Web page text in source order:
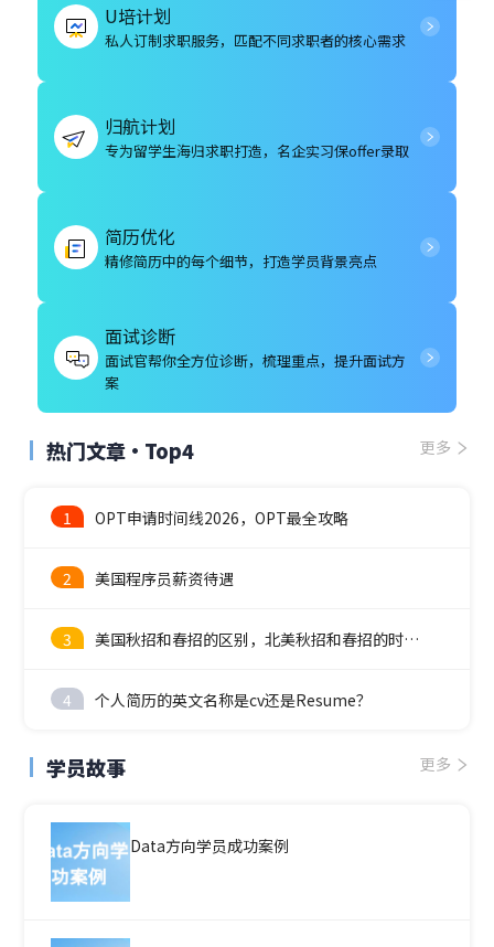
U培计划
私人订制求职服务，匹配不同求职者的核心需求
归航计划
专为留学生海归求职打造，名企实习保offer录取
简历优化
精修简历中的每个细节，打造学员背景亮点
面试诊断
面试官帮你全方位诊断，梳理重点，提升面试方
案
热门文章·Top4 更多
1 OPT申请时间线2026，OPT最全攻略
2 美国程序员薪资待遇
3 美国秋招和春招的区别，北美秋招和春招的时间线
4 个人简历的英文名称是cv还是Resume？
学员故事 更多
Data方向学员成功案例